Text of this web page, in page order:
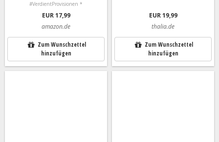
#VerdientProvisionen *
EUR 17,99
amazon.de
Zum Wunschzettel
hinzufügen
EUR 19,99
thalia.de
Zum Wunschzettel
hinzufügen